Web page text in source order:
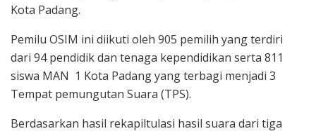
Kota Padang.
Pemilu OSIM ini diikuti oleh 905 pemilih yang terdiri
dari 94 pendidik dan tenaga kependidikan serta 811
siswa MAN 1 Kota Padang yang terbagi menjadi 3
Tempat pemungutan Suara (TPS).
Berdasarkan hasil rekapiltulasi hasil suara dari tiga